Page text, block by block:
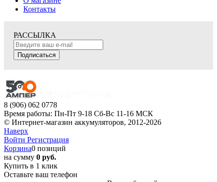
Контакты
РАССЫЛКА
Подписаться
8 (906) 062 0778
Время работы: Пн-Пт 9-18 Сб-Вс 11-16 МСК
© Интернет-магазин аккумуляторов, 2012-2026
Наверх
Войти Регистрация
Корзина0 позиций
на сумму 0 руб.
Купить в 1 клик
Оставьте ваш телефон